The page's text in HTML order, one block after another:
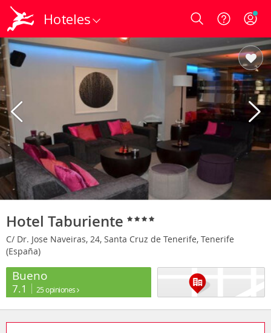
Hoteles Login
Hotel Taburiente
C/ Dr. Jose Naveiras, 24, Santa Cruz de Tenerife, Tenerife
(España)
Bueno
7.1 25 opiniones